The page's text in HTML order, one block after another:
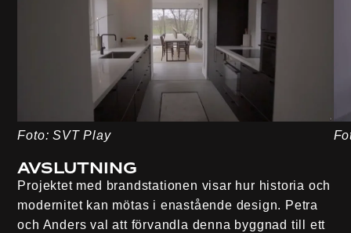
Foto: SVT Play
Avslutning
Projektet med brandstationen visar hur historia och
modernitet kan mötas i enastående design. Petra
och Anders val att förvandla denna byggnad till ett